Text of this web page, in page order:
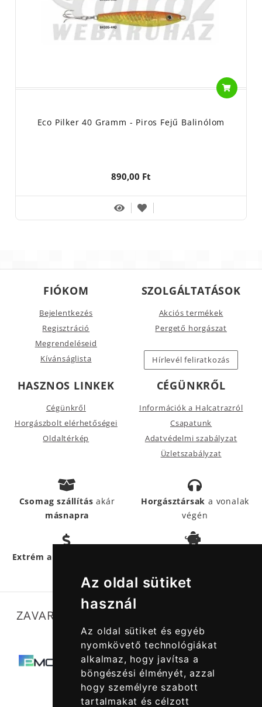
Az oldal sütiket
használ
Az oldal sütiket és egyéb
nyomkövető technológiákat
alkalmaz, hogy javítsa a
böngészési élményét, azzal
hogy személyre szabott
tartalmakat és célzott
Eco Pilker 40 Gramm - Piros Fejű Balinólom
890,00 Ft
FIÓKOM
Bejelentkezés
Regisztráció
Megrendeléseid
Kívánságlista
SZOLGÁLTATÁSOK
Akciós termékek
Pergető horgászat
Hírlevél feliratkozás
HASZNOS LINKEK
Cégünkről
Horgászbolt elérhetőségei
Oldaltérkép
CÉGÜNKRŐL
Információk a Halcatrazról
Csapatunk
Adatvédelmi szabályzat
Üzletszabályzat
Csomag szállításakár
másnapra
Horgásztársak a vonalak
végén
Extrém akciós termékek
ZAVARTALAN MŰKÖDÉSÜNKET SEGÍTIK